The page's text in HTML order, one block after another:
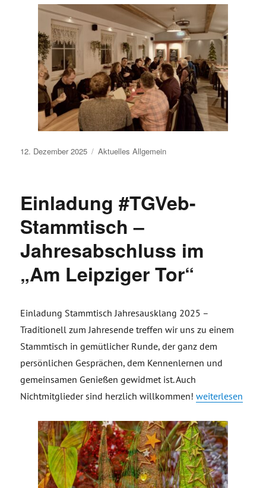
Veröffentlicht
12. Dezember 2025 Aktuelles Allgemein
Einladung #TGVeb-
Stammtisch –
Jahresabschluss im
„Am Leipziger Tor“
Einladung Stammtisch Jahresausklang 2025 –
Traditionell zum Jahresende treffen wir uns zu einem
Stammtisch in gemütlicher Runde, der ganz dem
persönlichen Gesprächen, dem Kennenlernen und
gemeinsamen Genießen gewidmet ist. Auch
Nichtmitglieder sind herzlich willkommen! „Einladung
weiterlesen